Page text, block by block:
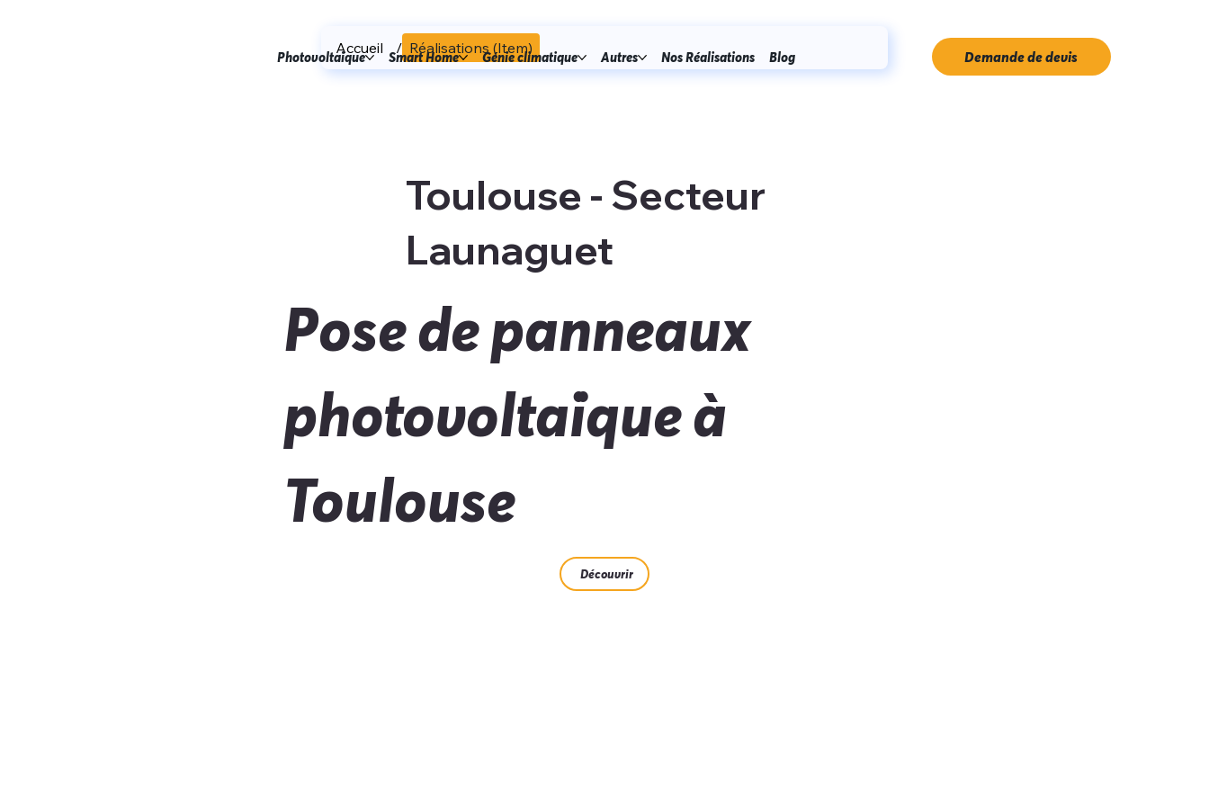
Photovoltaïque Smart Home Génie climatique Autres Nos Réalisations Blog Demande de devis
Accueil / Réalisations (Item)
Toulouse - Secteur
Launaguet
Pose de panneaux
photovoltaïque à
Toulouse
Découvrir